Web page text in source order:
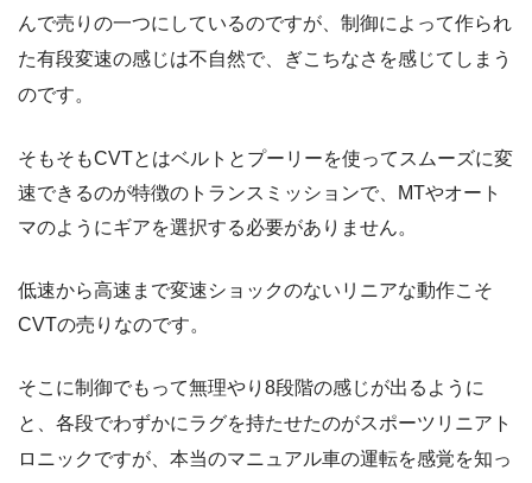
んで売りの一つにしているのですが、制御によって作られ
た有段変速の感じは不自然で、ぎこちなさを感じてしまう
のです。
そもそもCVTとはベルトとプーリーを使ってスムーズに変
速できるのが特徴のトランスミッションで、MTやオート
マのようにギアを選択する必要がありません。
低速から高速まで変速ショックのないリニアな動作こそ
CVTの売りなのです。
そこに制御でもって無理やり8段階の感じが出るように
と、各段でわずかにラグを持たせたのがスポーツリニアト
ロニックですが、本当のマニュアル車の運転を感覚を知っ